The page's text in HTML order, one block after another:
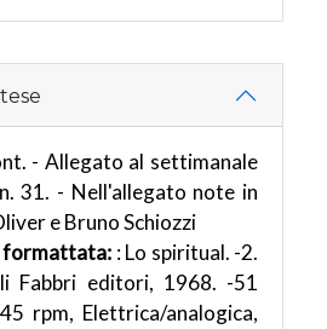
- Allegato al settimanale
31. - Nell'allegato note in
e Bruno Schiozzi
formattata: : Lo spiritual. -2.
Fabbri editori, 1968. -51
rpm, Elettrica/analogica,